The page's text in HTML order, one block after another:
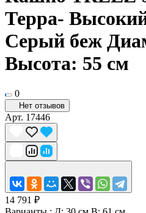
Терра-
Серый беж
Высота: 55 см
0
Нет отзывов
Арт. 17446
14 791 ₽